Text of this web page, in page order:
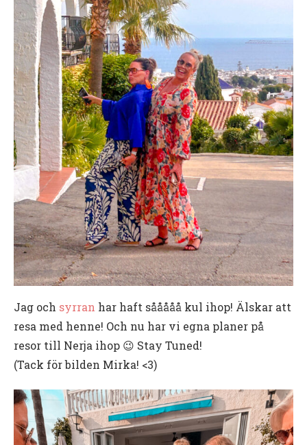
Jag och syrran har haft sååååå kul ihop! Älskar att
resa med henne! Och nu har vi egna planer på
resor till Nerja ihop 😉 Stay Tuned!
(Tack för bilden Mirka! <3)